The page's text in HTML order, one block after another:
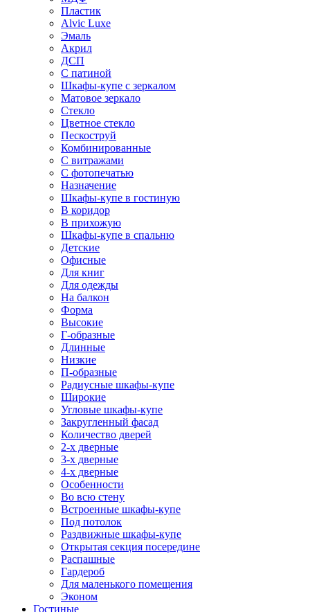
Пластик
Alvic Luxe
Эмаль
Акрил
ДСП
С патиной
Шкафы-купе с зеркалом
Матовое зеркало
Стекло
Цветное стекло
Пескоструй
Комбинированные
С витражами
С фотопечатью
Назначение
Шкафы-купе в гостиную
В коридор
В прихожую
Шкафы-купе в спальню
Детские
Офисные
Для книг
Для одежды
На балкон
Форма
Высокие
Г-образные
Длинные
Низкие
П-образные
Радиусные шкафы-купе
Широкие
Угловые шкафы-купе
Закругленный фасад
Количество дверей
2-х дверные
3-х дверные
4-х дверные
Особенности
Во всю стену
Встроенные шкафы-купе
Под потолок
Раздвижные шкафы-купе
Открытая секция посередине
Распашные
Гардероб
Для маленького помещения
Эконом
Гостиные